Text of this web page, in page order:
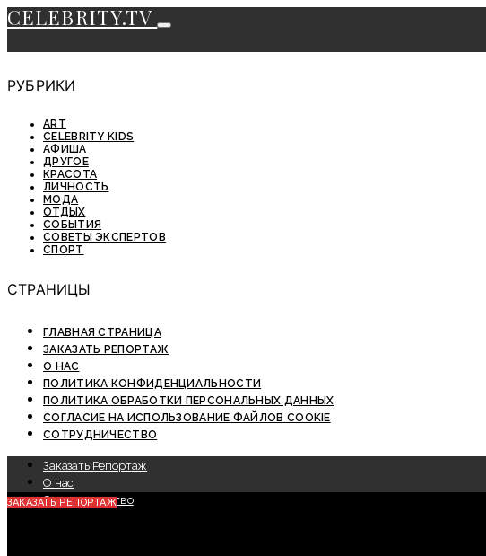
CELEBRITY.TV
РУБРИКИ
ART
CELEBRITY KIDS
АФИША
ДРУГОЕ
КРАСОТА
ЛИЧНОСТЬ
МОДА
ОТДЫХ
СОБЫТИЯ
СОВЕТЫ ЭКСПЕРТОВ
СПОРТ
СТРАНИЦЫ
ГЛАВНАЯ СТРАНИЦА
ЗАКАЗАТЬ РЕПОРТАЖ
О НАС
ПОЛИТИКА КОНФИДЕНЦИАЛЬНОСТИ
ПОЛИТИКА ОБРАБОТКИ ПЕРСОНАЛЬНЫХ ДАННЫХ
СОГЛАСИЕ НА ИСПОЛЬЗОВАНИЕ ФАЙЛОВ COOKIE
СОТРУДНИЧЕСТВО
Заказать Репортаж
О нас
Сотрудничество
ЗАКАЗАТЬ РЕПОРТАЖ